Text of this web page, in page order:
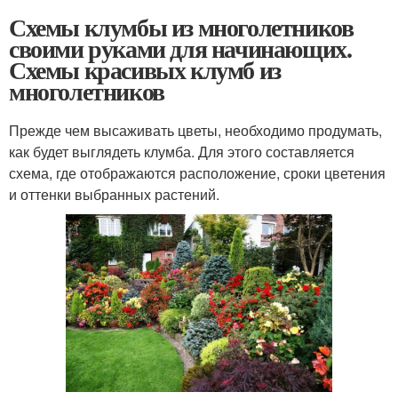
Схемы клумбы из многолетников
своими руками для начинающих.
Схемы красивых клумб из
многолетников
Прежде чем высаживать цветы, необходимо продумать,
как будет выглядеть клумба. Для этого составляется
схема, где отображаются расположение, сроки цветения
и оттенки выбранных растений.